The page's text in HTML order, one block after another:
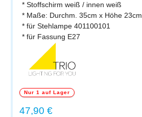
* Stoffschirm weiß / innen weiß
* Maße: Durchm. 35cm x Höhe 23cm
* für Stehlampe 401100101
* für Fassung E27
Nur 1 auf Lager
Regulärer Preis:
47,90 €